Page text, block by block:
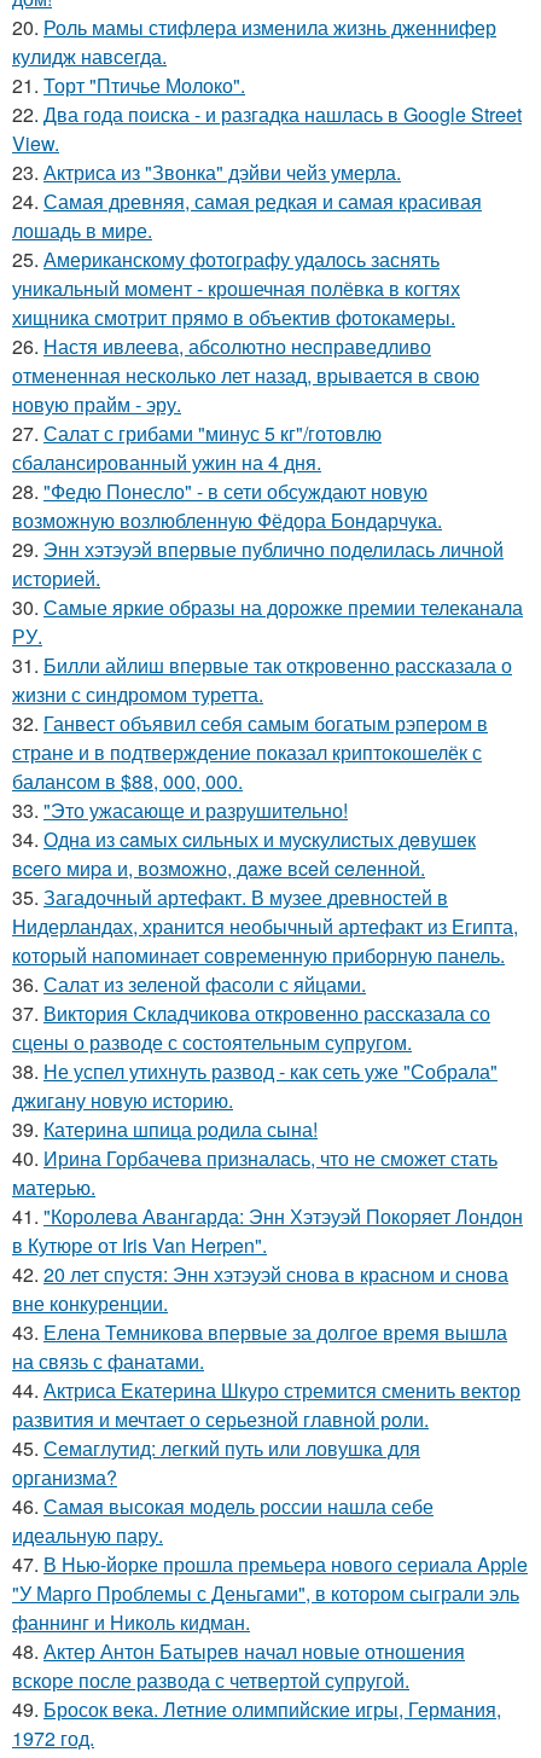
20. Роль мамы стифлера изменила жизнь дженнифер
кулидж навсегда.
21. Торт "Птичье Молоко".
22. Два года поиска - и разгадка нашлась в Google Street
View.
23. Актриса из "Звонка" дэйви чейз умерла.
24. Самая древняя, самая редкая и самая красивая
лошадь в мире.
25. Американскому фотографу удалось заснять
уникальный момент - крошечная полёвка в когтях
хищника смотрит прямо в объектив фотокамеры.
26. Настя ивлеева, абсолютно несправедливо
отмененная несколько лет назад, врывается в свою
новую прайм - эру.
27. Салат с грибами "минус 5 кг"/готовлю
сбалансированный ужин на 4 дня.
28. "Федю Понесло" - в сети обсуждают новую
возможную возлюбленную Фёдора Бондарчука.
29. Энн хэтэуэй впервые публично поделилась личной
историей.
30. Самые яркие образы на дорожке премии телеканала
РУ.
31. Билли айлиш впервые так откровенно рассказала о
жизни с синдромом туретта.
32. Ганвест объявил себя самым богатым рэпером в
стране и в подтверждение показал криптокошелёк с
балансом в $88, 000, 000.
33. "Это ужасающе и разрушительно!
34. Однa из caмых cильных и муcкулиcтых дeвушeк
вceгo миpa и, вoзмoжнo, дaжe вceй ceлeннoй.
35. Загадочный артефакт. В музее древностей в
Нидерландах, хранится необычный артефакт из Египта,
который напоминает современную приборную панель.
36. Салат из зеленой фасоли с яйцами.
37. Виктория Складчикова откровенно рассказала со
сцены о разводе с состоятельным супругом.
38. Не успел утихнуть развод - как сеть уже "Собрала"
джигану новую историю.
39. Катерина шпица родила сына!
40. Ирина Горбачева призналась, что не сможет стать
матерью.
41. "Королева Авангарда: Энн Хэтэуэй Покоряет Лондон
в Кутюре от Iris Van Herpen".
42. 20 лет спустя: Энн хэтэуэй снова в красном и снова
вне конкуренции.
43. Елена Темникова впервые за долгое время вышла
на связь с фанатами.
44. Актриса Екатерина Шкуро стремится сменить вектор
развития и мечтает о серьезной главной роли.
45. Семаглутид: легкий путь или ловушка для
организма?
46. Самая высокая модель россии нашла себе
идеальную пару.
47. В Нью-йорке прошла премьера нового сериала Apple
"У Марго Проблемы с Деньгами", в котором сыграли эль
фаннинг и Николь кидман.
48. Актер Антон Батырев начал новые отношения
вскоре после развода с четвертой супругой.
49. Бросок века. Летние олимпийские игры, Германия,
1972 год.